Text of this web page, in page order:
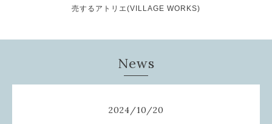
売するアトリエ(VILLAGE WORKS)
News
2024/10/20